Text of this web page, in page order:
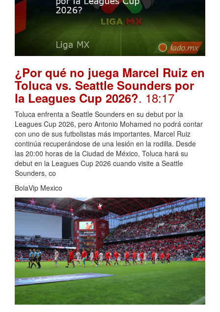
¿Por qué no juega Marcel Ruiz en
Toluca vs. Seattle Sounders por
la Leagues Cup 2026?. 18:17
Toluca enfrenta a Seattle Sounders en su debut por la
Leagues Cup 2026, pero Antonio Mohamed no podrá contar
con uno de sus futbolistas más importantes. Marcel Ruiz
continúa recuperándose de una lesión en la rodilla. Desde
las 20:00 horas de la Ciudad de México, Toluca hará su
debut en la Leagues Cup 2026 cuando visite a Seattle
Sounders, co
BolaVip Mexico